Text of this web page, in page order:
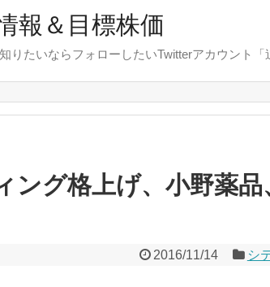
報＆目標株価
りたいならフォローしたいTwitterアカウント「
ング格上げ、小野薬品
2016/11/14 シ